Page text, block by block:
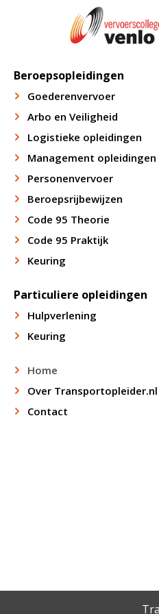
Beroepsopleidingen
Goederenvervoer
Arbo en Veiligheid
Logistieke opleidingen
Management opleidingen
Personenvervoer
Beroepsrijbewijzen
Code 95 Theorie
Code 95 Praktijk
Keuring
Particuliere opleidingen
Hulpverlening
Keuring
Home
Over Transportopleider.nl
Contact